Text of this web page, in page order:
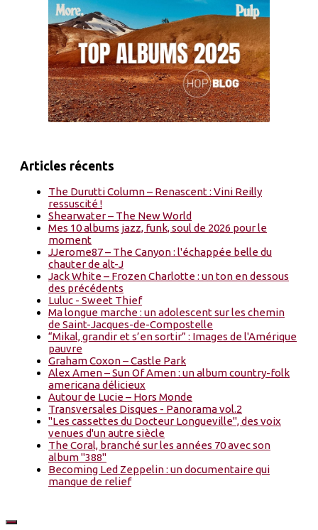
Articles récents
The Durutti Column – Renascent : Vini Reilly
ressuscité !
Shearwater – The New World
Mes 10 albums jazz, funk, soul de 2026 pour le
moment
JJerome87 – The Canyon : l'échappée belle du
chauter de alt-J
Jack White – Frozen Charlotte : un ton en dessous
des précédents
Luluc - Sweet Thief
Ma longue marche : un adolescent sur les chemin
de Saint-Jacques-de-Compostelle
“Mikal, grandir et s’en sortir” : Images de l'Amérique
pauvre
Graham Coxon – Castle Park
Alex Amen – Sun Of Amen : un album country-folk
americana délicieux
Autour de Lucie – Hors Monde
Transversales Disques - Panorama vol.2
"Les cassettes du Docteur Longueville", des voix
venues d'un autre siècle
The Coral, branché sur les années 70 avec son
album "388"
Becoming Led Zeppelin : un documentaire qui
manque de relief